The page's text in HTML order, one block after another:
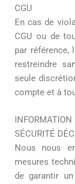
CGU
En cas de
CGU ou de
par référence,
restreindre
seule
compte et à
SÉCURITÉ
Nous nous
mesures
de garantir